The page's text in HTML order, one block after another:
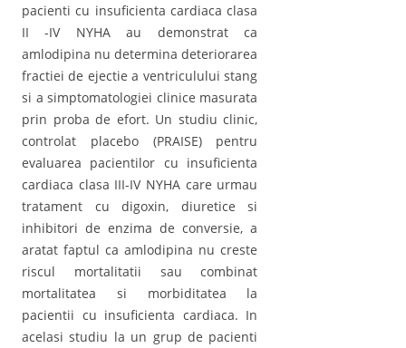
pacienti cu insuficienta cardiaca clasa
II -IV NYHA au demonstrat ca
amlodipina nu determina deteriorarea
fractiei de ejectie a ventriculului stang
si a simptomatologiei clinice masurata
prin proba de efort. Un studiu clinic,
controlat placebo (PRAISE) pentru
evaluarea pacientilor cu insuficienta
cardiaca clasa III-IV NYHA care urmau
tratament cu digoxin, diuretice si
inhibitori de enzima de conversie, a
aratat faptul ca amlodipina nu creste
riscul mortalitatii sau combinat
mortalitatea si morbiditatea la
pacientii cu insuficienta cardiaca. In
acelasi studiu la un grup de pacienti